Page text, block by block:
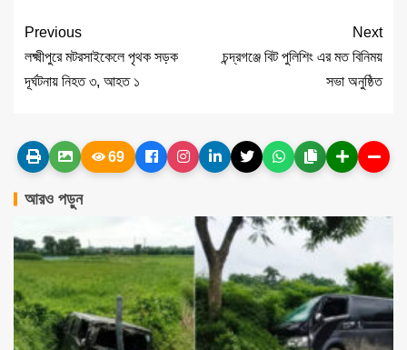
Previous
লক্ষ্মীপুরে মটরসাইকেলে পৃথক সড়ক
দূর্ঘটনায় নিহত ৩, আহত ১
Next
চন্দ্রগঞ্জে বিট পুলিশিং এর মত বিনিময়
সভা অনুষ্ঠিত
69
আরও পড়ুন